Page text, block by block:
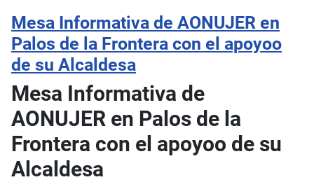
Mesa Informativa de AONUJER en
Palos de la Frontera con el apoyoo
de su Alcaldesa
Mesa Informativa de
AONUJER en Palos de la
Frontera con el apoyoo de su
Alcaldesa